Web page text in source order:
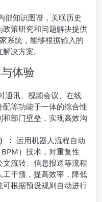
部知识图谱，关联历史
策研究和问题解决提供
系统，能够根据输入的
决方案。
体验
通讯、视频会议、在线
等功能于一体的综合性
部门壁垒，实现高效沟
： 运用机器人流程自动
）技术，对重复性
流转、信息报送等流程
干预，提高效率，降低
根据预设规则自动进行